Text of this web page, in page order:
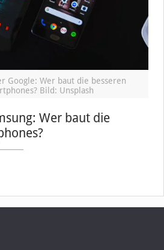
Google: Wer baut die besseren
Bild: Unsplash
Wer baut die